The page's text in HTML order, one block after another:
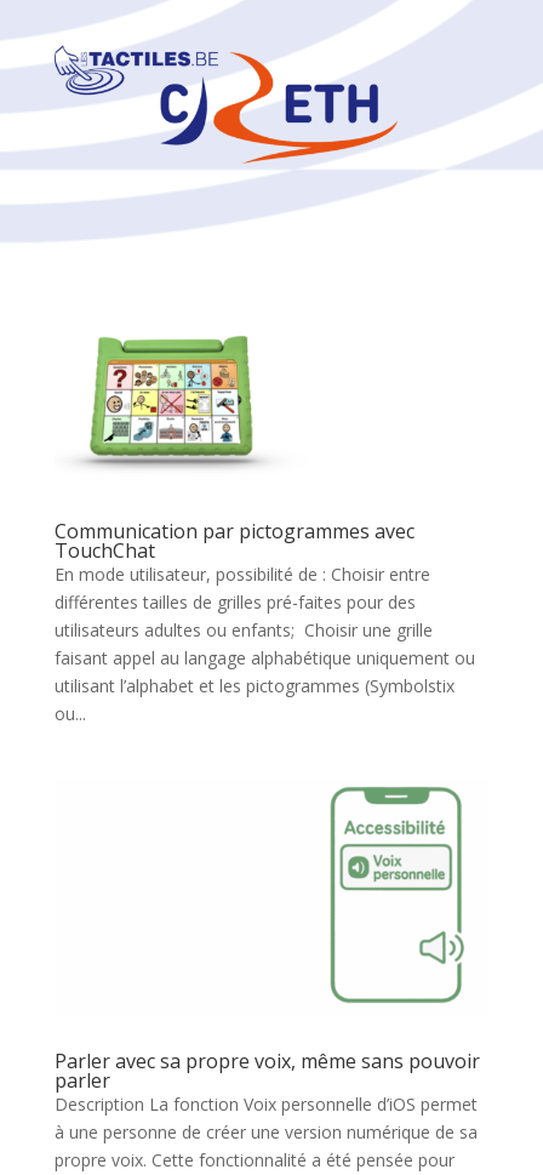
Communication par pictogrammes avec
TouchChat
En mode utilisateur, possibilité de : Choisir entre
différentes tailles de grilles pré-faites pour des
utilisateurs adultes ou enfants; Choisir une grille
faisant appel au langage alphabétique uniquement ou
utilisant l’alphabet et les pictogrammes (Symbolstix
ou...
Parler avec sa propre voix, même sans pouvoir
parler
Description La fonction Voix personnelle d’iOS permet
à une personne de créer une version numérique de sa
propre voix. Cette fonctionnalité a été pensée pour